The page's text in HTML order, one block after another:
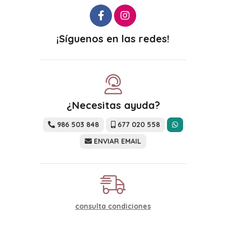
¡Síguenos en las redes!
¿Necesitas ayuda?
986 503 848
677 020 558
ENVIAR EMAIL
consulta condiciones